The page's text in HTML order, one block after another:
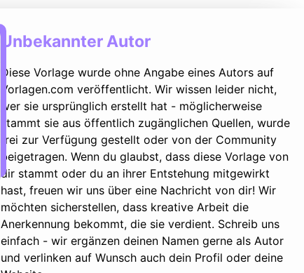
Unbekannter Autor
Diese Vorlage wurde ohne Angabe eines Autors auf
Vorlagen.com veröffentlicht. Wir wissen leider nicht,
wer sie ursprünglich erstellt hat - möglicherweise
stammt sie aus öffentlich zugänglichen Quellen, wurde
frei zur Verfügung gestellt oder von der Community
beigetragen. Wenn du glaubst, dass diese Vorlage von
dir stammt oder du an ihrer Entstehung mitgewirkt
hast, freuen wir uns über eine Nachricht von dir! Wir
möchten sicherstellen, dass kreative Arbeit die
Anerkennung bekommt, die sie verdient. Schreib uns
einfach - wir ergänzen deinen Namen gerne als Autor
und verlinken auf Wunsch auch dein Profil oder deine